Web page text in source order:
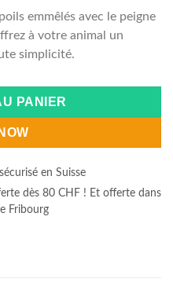
emmêlés avec le peigne
à votre animal un
simplicité.
PANIER
en Suisse
dès 80 CHF ! Et offerte dans
Fribourg